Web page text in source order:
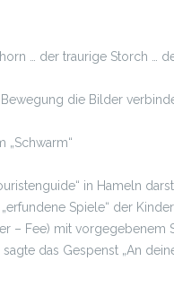
… der traurige Storch …
die Bilder
„Schwarm“
in Hameln
Spiele“ der
– Fee) mit vorgegebenem
das Gespenst „An